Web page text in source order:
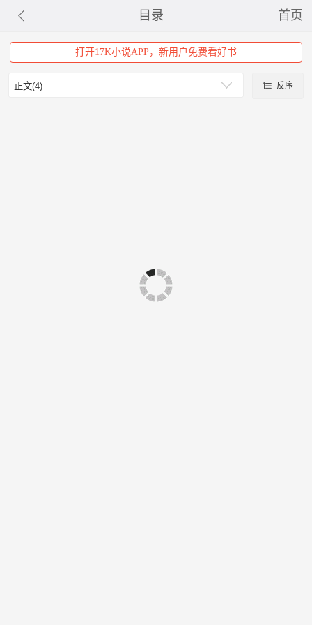
目录 首页
打开17K小说APP，新用户免费看好书
反序